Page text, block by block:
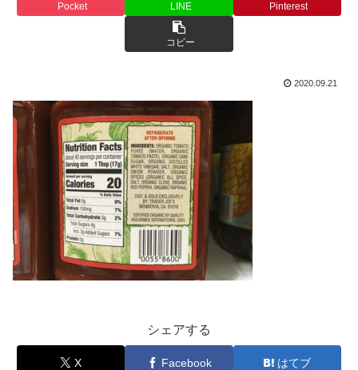
Pocket LINE Pinterest
コピー
2020.09.21
シェアする
X Facebook はてブ